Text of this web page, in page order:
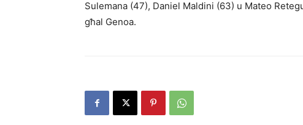
Sulemana (47), Daniel Mal­dini (63) u Mateo
għal Genoa.